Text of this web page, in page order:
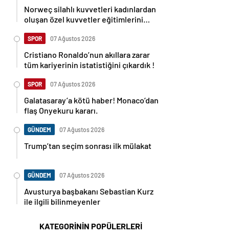
Norweç silahlı kuvvetleri kadınlardan
oluşan özel kuvvetler eğitimlerini
SPOR 07 Ağustos 2026
Cristiano Ronaldo’nun akıllara zarar
tüm kariyerinin istatistiğini çıkardık !
SPOR 07 Ağustos 2026
Galatasaray’a kötü haber! Monaco’dan
flaş Onyekuru kararı.
GÜNDEM 07 Ağustos 2026
Trump’tan seçim sonrası ilk mülakat
GÜNDEM 07 Ağustos 2026
Avusturya başbakanı Sebastian Kurz
ile ilgili bilinmeyenler
KATEGORİNİN POPÜLERLERİ